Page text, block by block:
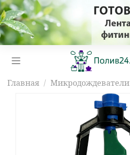
Главная Микродождеватели